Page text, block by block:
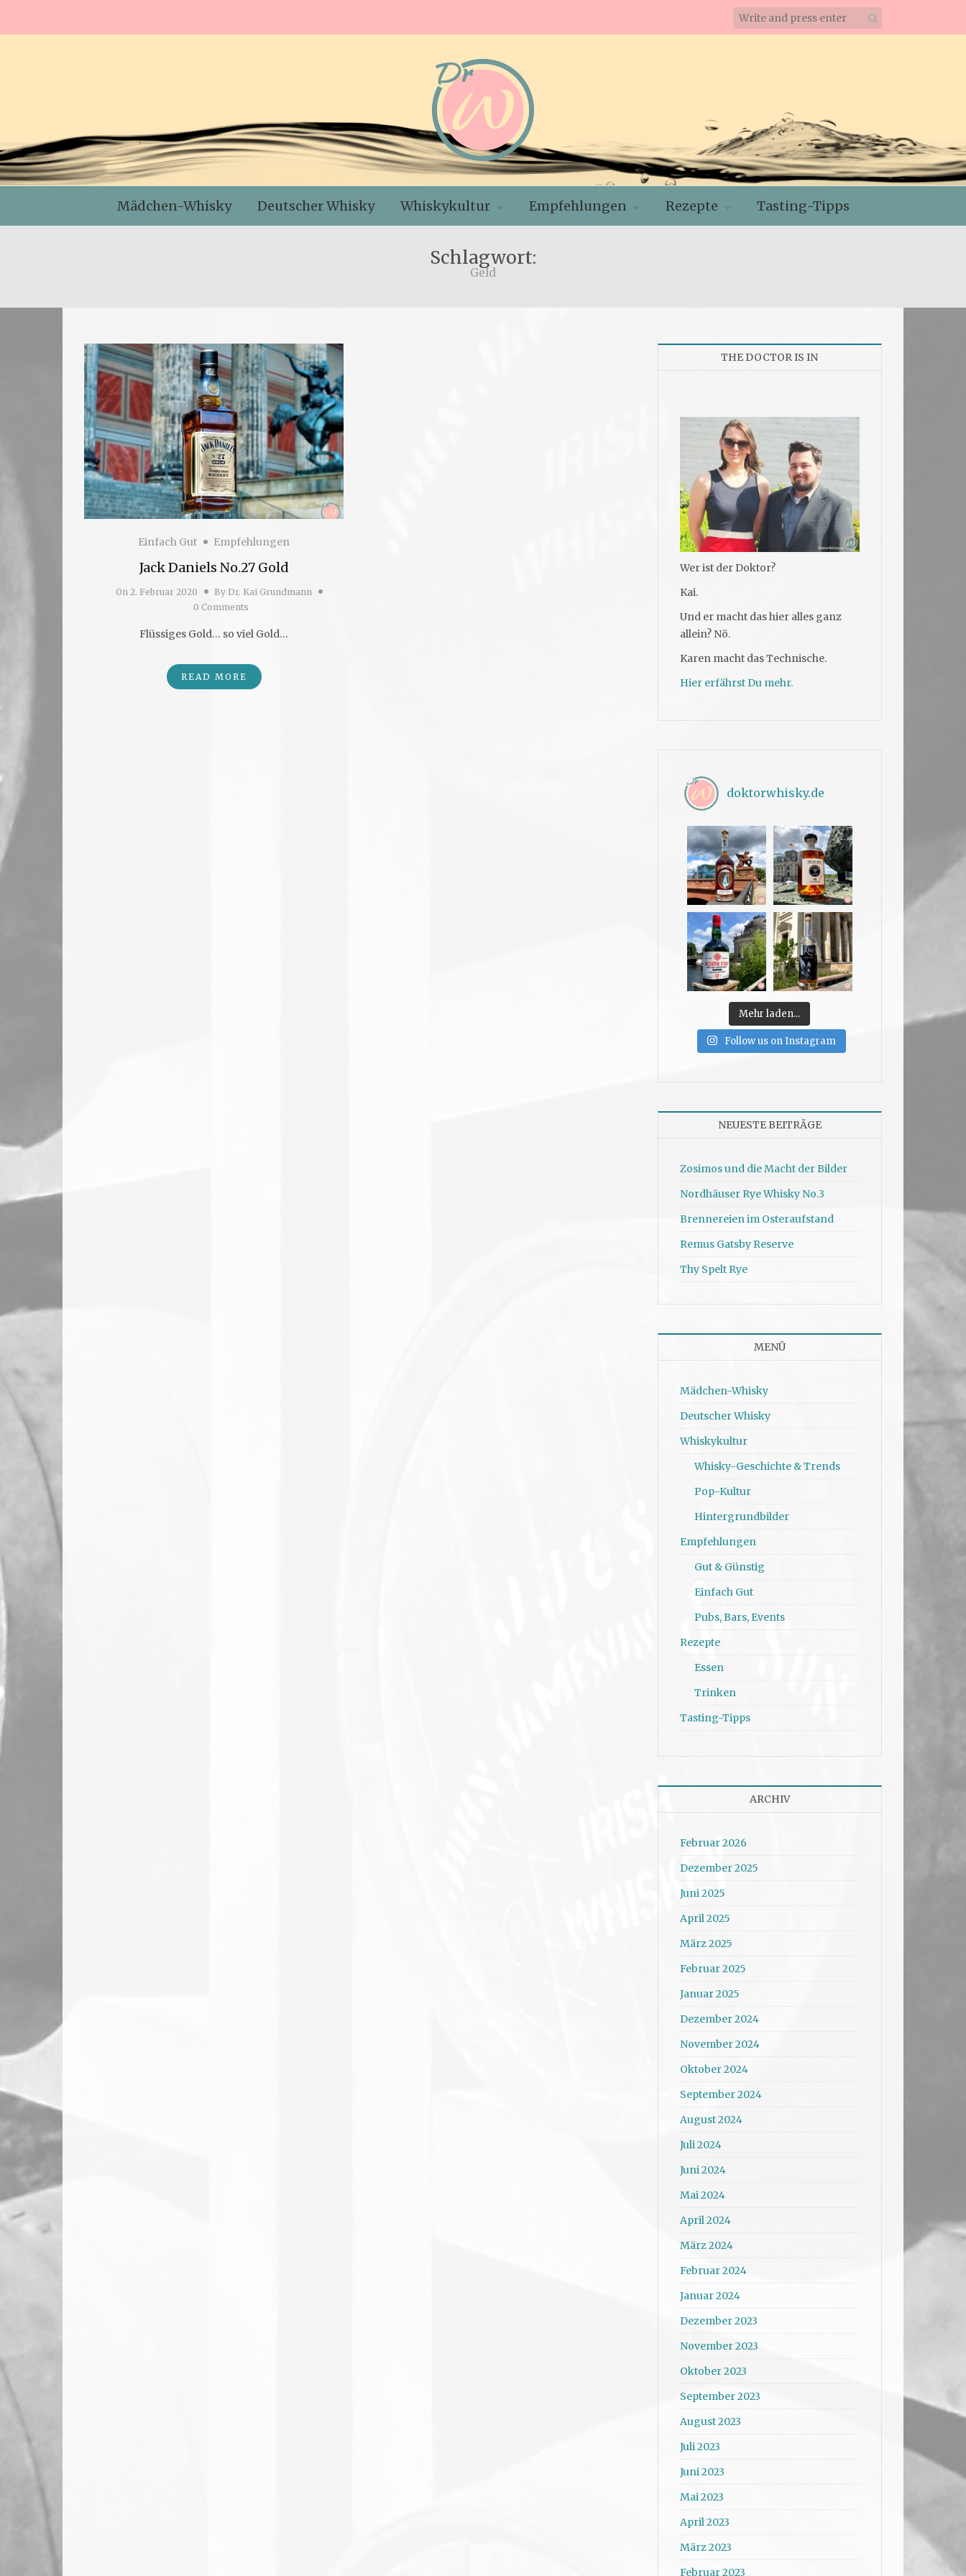
Mädchen-Whisky Deutscher Whisky Whiskykultur Empfehlungen Rezepte Tasting-Tipps
Schlagwort:
Geld
Einfach Gut Empfehlungen
Jack Daniels No.27 Gold
On 2. Februar 2020 By Dr. Kai Grundmann
0 Comments
Flüssiges Gold… so viel Gold…
READ MORE
THE DOCTOR IS IN
Wer ist der Doktor?
Kai.
Und er macht das hier alles ganz
allein? Nö.
Karen macht das Technische.
Hier erfährst Du mehr.
doktorwhisky.de
Mehr laden...
Follow us on Instagram
NEUESTE BEITRÄGE
Zosimos und die Macht der Bilder
Nordhäuser Rye Whisky No.3
Brennereien im Osteraufstand
Remus Gatsby Reserve
Thy Spelt Rye
MENÜ
Mädchen-Whisky
Deutscher Whisky
Whiskykultur
Whisky-Geschichte & Trends
Pop-Kultur
Hintergrundbilder
Empfehlungen
Gut & Günstig
Einfach Gut
Pubs, Bars, Events
Rezepte
Essen
Trinken
Tasting-Tipps
ARCHIV
Februar 2026
Dezember 2025
Juni 2025
April 2025
März 2025
Februar 2025
Januar 2025
Dezember 2024
November 2024
Oktober 2024
September 2024
August 2024
Juli 2024
Juni 2024
Mai 2024
April 2024
März 2024
Februar 2024
Januar 2024
Dezember 2023
November 2023
Oktober 2023
September 2023
August 2023
Juli 2023
Juni 2023
Mai 2023
April 2023
März 2023
Februar 2023